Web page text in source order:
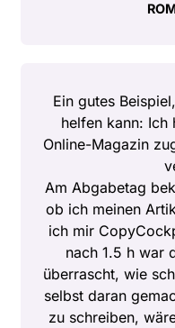
Ein gutes
helfen kann: Ich
Online-Magazin
Am Abgabetag
ob ich meinen
ich mir
nach 1.5 h war
überrascht, wie
selbst daran
zu schreiben,